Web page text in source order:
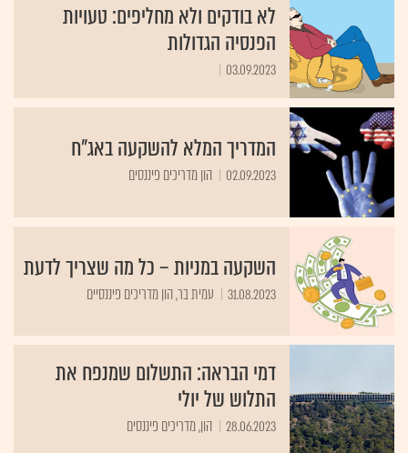
לא בודקים ולא מחליפים: טעויות
הפנסיה הגדולות
03.09.2023
המדריך המלא להשקעה באג"ח
02.09.2023 הון מדריכים פיננסים
השקעה במניות – כל מה שצריך לדעת
31.08.2023 עמית בר, הון מדריכים פיננסיים
דמי הבראה: התשלום שמנפח את
התלוש של יולי
28.06.2023 הון, מדריכים פיננסים